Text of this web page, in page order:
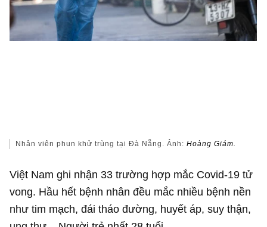
Nhân viên phun khử trùng tại Đà Nẵng. Ảnh:Hoàng Giám.
Việt Nam ghi nhận 33 trường hợp mắc Covid-19 tử
vong. Hầu hết bệnh nhân đều mắc nhiều bệnh nền
như tim mạch, đái tháo đường, huyết áp, suy thận,